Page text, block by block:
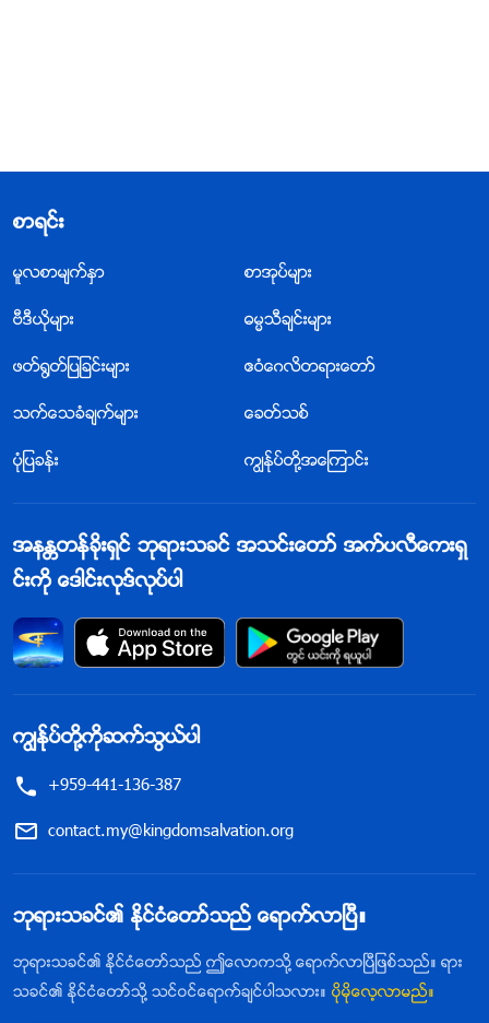
စာရင္း
မူလစာမ်က္ႏွာ စာအုပ္မ်ား
ဗီဒီယိုမ်ား ဓမၼသီခ်င္းမ်ား
ဖတ္႐ြတ္ျပျခင္းမ်ား ဧဝံေဂလိတရားေတာ္
သက္ေသခံခ်က္မ်ား ေခတ္သစ္
ပုံျပခန္း ကြၽန္ုပ္တို႔အေၾကာင္း
အနႏၲတန္ခိုးရွင္ ဘုရားသခင္ အသင္းေတာ္ အက္ပလီေကးရွ
င္းကို ေဒါင္းလုဒ္လုပ္ပါ
ကြၽန္ုပ္တို႔ကိုဆက္သြယ္ပါ
+959-441-136-387
contact.my@kingdomsalvation.org
ဘုရားသခင္၏ ႏိုင္ငံေတာ္သည္ ေရာက္လာၿပီ။
ဘုရားသခင္၏ ႏိုင္ငံေတာ္သည္ ဤေလာကသို႔ ေရာက္လာၿပီျဖစ္သည္။ ရား
သခင္၏ ႏိုင္ငံေတာ္သို႔ သင္ဝင္ေရာက္ခ်င္ပါသလား။ ပိုမိုေလ့လာမည္။